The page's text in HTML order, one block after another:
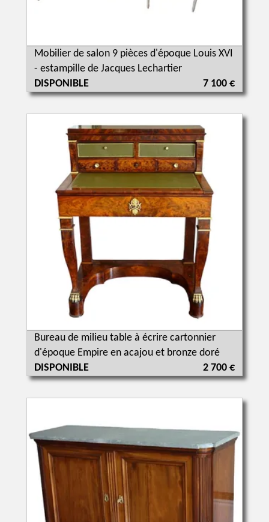
Mobilier de salon 9 pièces d'époque Louis XVI
- estampille de Jacques Lechartier
DISPONIBLE
7 100 €
Bureau de milieu table à écrire cartonnier
d'époque Empire en acajou et bronze doré
DISPONIBLE
2 700 €